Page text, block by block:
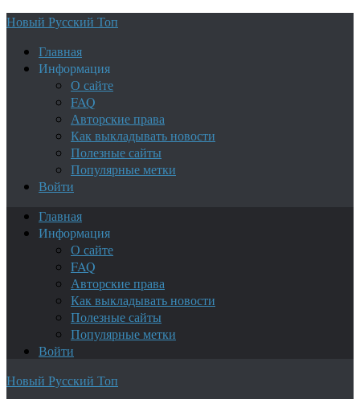
Новый Русский Топ
Главная
Информация
О сайте
FAQ
Авторские права
Как выкладывать новости
Полезные сайты
Популярные метки
Войти
Главная
Информация
О сайте
FAQ
Авторские права
Как выкладывать новости
Полезные сайты
Популярные метки
Войти
Новый Русский Топ